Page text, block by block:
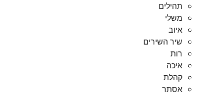
תהילים
משלי
איוב
שיר השירים
רות
איכה
קהלת
אסתר